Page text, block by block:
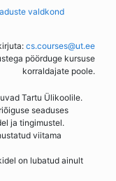
valdkond
cs.courses@ut.ee
pöörduge kursuse
korraldajate poole.
Tartu Ülikoolile.
seaduses
ja tingimustel.
viitama
on lubatud ainult